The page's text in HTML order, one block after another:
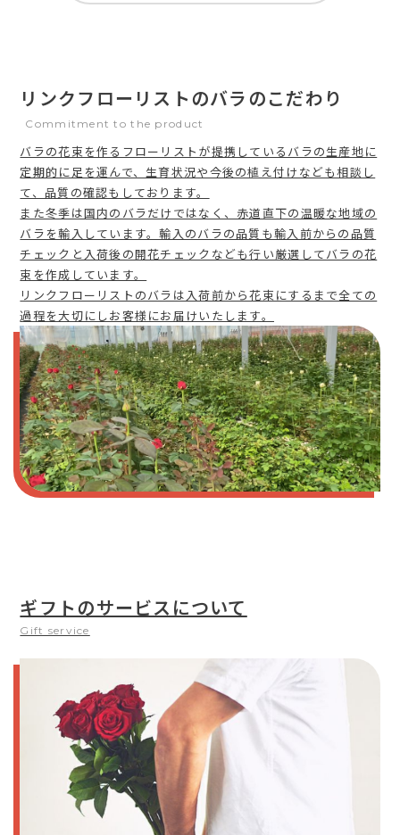
リンクフローリストのバラのこだわり
Commitment to the product
バラの花束を作るフローリストが提携しているバラの生産地に
定期的に足を運んで、生育状況や今後の植え付けなども相談し
て、品質の確認もしております。
また冬季は国内のバラだけではなく、赤道直下の温暖な地域の
バラを輸入しています。輸入のバラの品質も輸入前からの品質
チェックと入荷後の開花チェックなども行い厳選してバラの花
束を作成しています。
リンクフローリストのバラは入荷前から花束にするまで全ての
過程を大切にしお客様にお届けいたします。
ギフトのサービスについて
Gift service